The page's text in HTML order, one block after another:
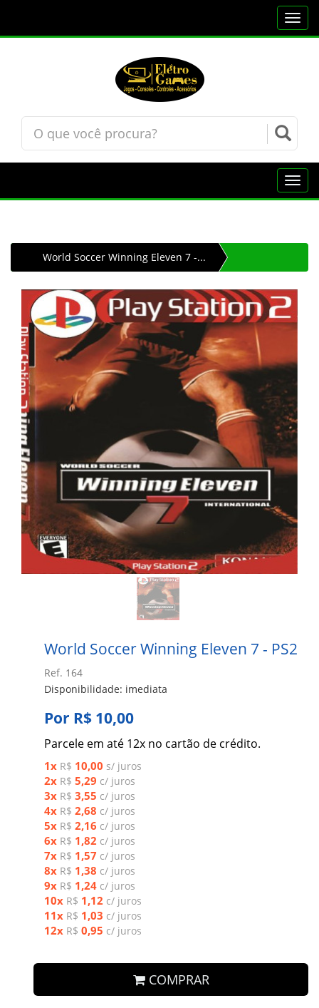
World Soccer Winning Eleven 7 -...
World Soccer Winning Eleven 7 - PS2
Ref. 164
Disponibilidade: imediata
Por R$ 10,00
Parcele em até 12x no cartão de crédito.
1x R$ 10,00 s/ juros
2x R$ 5,29 c/ juros
3x R$ 3,55 c/ juros
4x R$ 2,68 c/ juros
5x R$ 2,16 c/ juros
6x R$ 1,82 c/ juros
7x R$ 1,57 c/ juros
8x R$ 1,38 c/ juros
9x R$ 1,24 c/ juros
10x R$ 1,12 c/ juros
11x R$ 1,03 c/ juros
12x R$ 0,95 c/ juros
COMPRAR